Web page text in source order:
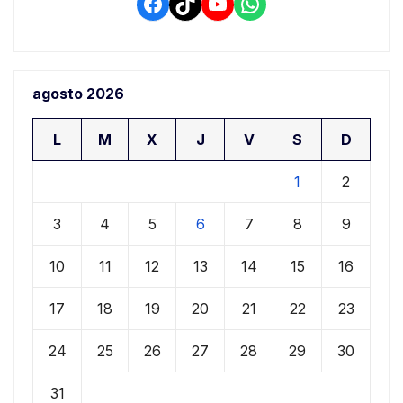
agosto 2026
L M X J V S D
1 2
3 4 5 6 7 8 9
10 11 12 13 14 15 16
17 18 19 20 21 22 23
24 25 26 27 28 29 30
31